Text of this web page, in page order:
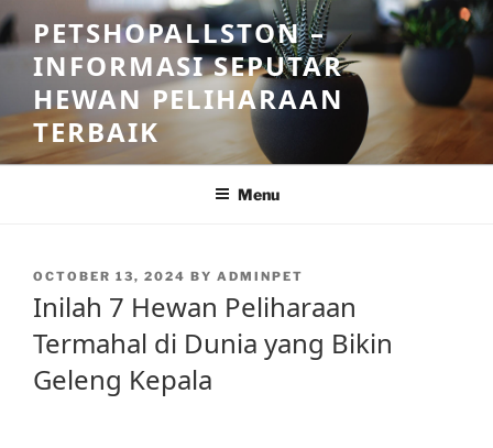
Skip
to
content
PETSHOPALLSTON –
INFORMASI SEPUTAR
HEWAN PELIHARAAN
TERBAIK
Menu
POSTED
OCTOBER 13, 2024 BY ADMINPET
Inilah 7 Hewan Peliharaan
Termahal di Dunia yang Bikin
Geleng Kepala